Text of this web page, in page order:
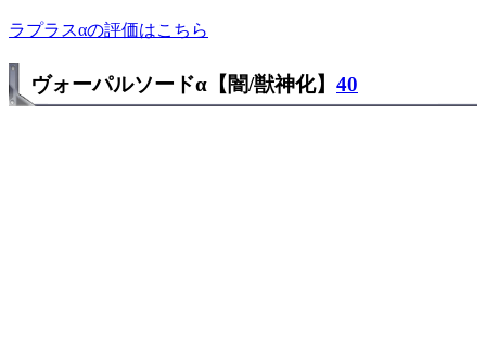
ラプラスαの評価はこちら
ヴォーパルソードα【闇/獣神化】 40